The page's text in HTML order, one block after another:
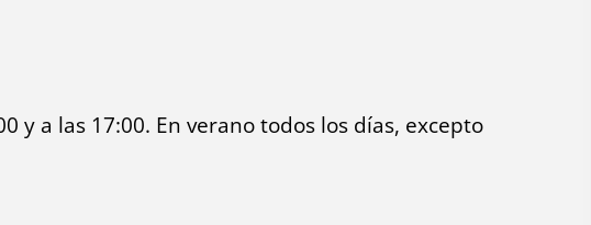
y a las 17:00. En verano todos los días, excepto